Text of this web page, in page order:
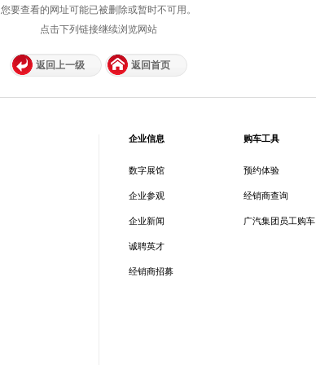
您要查看的网址可能已被删除或暂时不可用。
点击下列链接继续浏览网站
返回上一级 返回首页
企业信息
数字展馆
企业参观
企业新闻
诚聘英才
经销商招募
购车工具
预约体验
经销商查询
广汽集团员工购车